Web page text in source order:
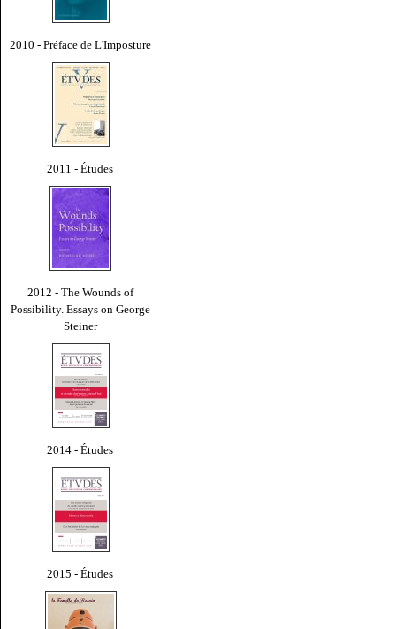
2010 - Préface de L'Imposture
2011 - Études
2012 - The Wounds of
Possibility. Essays on George
Steiner
2014 - Études
2015 - Études